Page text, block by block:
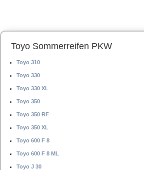
Toyo Sommerreifen PKW
Toyo 310
Toyo 330
Toyo 330 XL
Toyo 350
Toyo 350 RF
Toyo 350 XL
Toyo 600 F 8
Toyo 600 F 8 ML
Toyo J 30